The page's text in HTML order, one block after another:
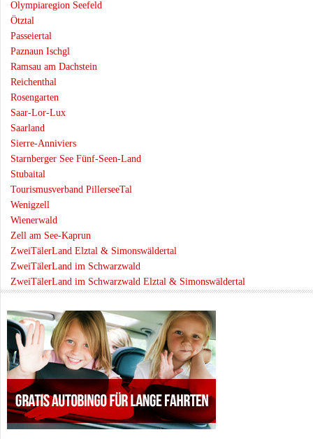
Olympiaregion Seefeld
Ötztal
Passeiertal
Paznaun Ischgl
Ramsau am Dachstein
Reichenthal
Rosengarten
Saar-Lor-Lux
Saarland
Sierre-Anniviers
Starnberger See Fünf-Seen-Land
Stubaital
Tourismusverband PillerseeTal
Wenigzell
Wienerwald
Zell am See-Kaprun
ZweiTälerLand Elztal & Simonswäldertal
ZweiTälerLand im Schwarzwald
ZweiTälerLand im Schwarzwald Elztal & Simonswäldertal